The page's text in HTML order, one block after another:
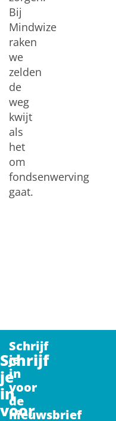
Bij
Mindwize
raken
we
zelden
de
weg
kwijt
als
het
om
fondsenwerving
gaat.
Schrijf
je
in
voor
Schrijf
je
in
voor
de
nieuwsbrief